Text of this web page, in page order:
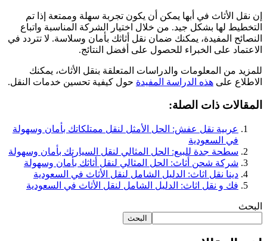
إن نقل الأثاث في أبها يمكن أن يكون تجربة سهلة وممتعة إذا تم
التخطيط لها بشكل جيد. من خلال اختيار الشركة المناسبة واتباع
النصائح المفيدة، يمكنك ضمان نقل أثاثك بأمان وسلاسة. لا تتردد في
الاعتماد على الخبراء للحصول على أفضل النتائج.
للمزيد من المعلومات والدراسات المتعلقة بنقل الأثاث، يمكنك
الاطلاع على هذه الدراسة المفيدة حول كيفية تحسين خدمات النقل.
المقالات ذات الصلة:
عربية نقل عفش: الحل الأمثل لنقل ممتلكاتك بأمان وسهولة
في السعودية
سطحة جدة للبيع: الحل المثالي لنقل السيارتك بأمان وسهولة
شركة شحن أثاث: الحل المثالي لنقل أثاثك بأمان وسهولة
دينا نقل اثاث: الدليل الشامل لنقل الأثاث في السعودية
فك و نقل اثاث: الدليل الشامل لنقل الأثاث في السعودية
البحث
البحث